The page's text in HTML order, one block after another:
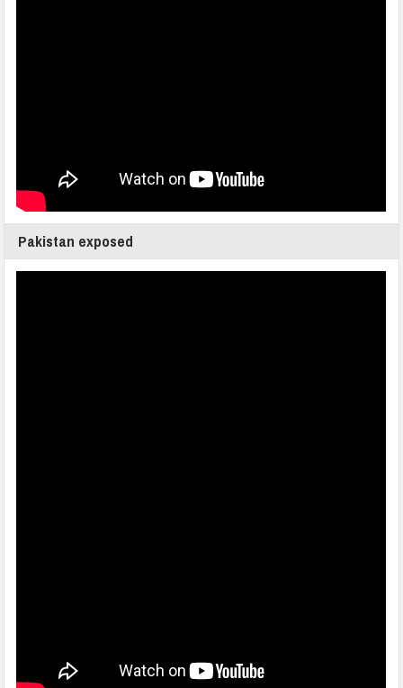
Pakistan exposed